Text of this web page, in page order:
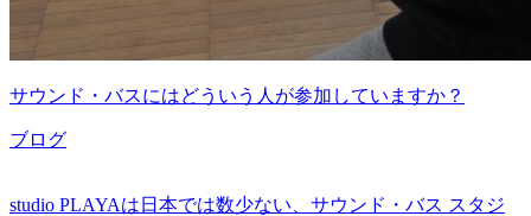
サウンド・バスにはどういう人が参加していますか？
ブログ
studio PLAYAは日本では数少ない、サウンド・バス スタジ